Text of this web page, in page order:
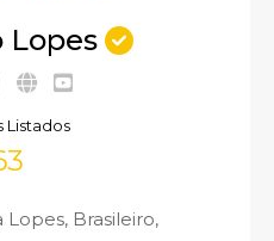
Lopes
Listados
Brasileiro,